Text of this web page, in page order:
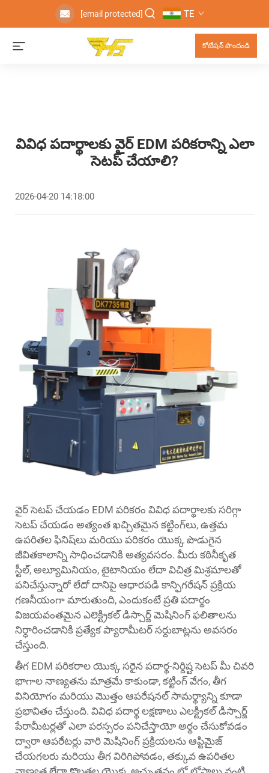
[email protected] TE
కోటేషన్ పొందండి
వివిధ పదార్థాలకు వైర్ EDM పరికరాన్ని ఎలా
సెటప్ చేయాలి?
2026-04-20 14:18:00
వైర్ సెటప్ చేయడం EDM పరికరం వివిధ పదార్థాలకు సరిగ్గా
సెటప్ చేయడం అత్యంత ఖచ్చితమైన కట్టింగ్‌లు, ఉత్తమ
ఉపరితల ఫినిష్‌లు మరియు పరికరం యొక్క పొడుగైన
జీవితకాలాన్ని సాధించడానికి అత్యవసరం. మీరు కఠినీకృత
స్టీల్, అల్యూమినియం, టైటానియం లేదా విచిత్ర మిశ్రమాలతో
పనిచేస్తున్నారో లేదో దానిపై ఆధారపడి కాన్ఫిగరేషన్ ప్రక్రియ
గణనీయంగా మారుతుంది, ఎందుకంటే ప్రతి పదార్థం
విజయవంతమైన ఎలెక్ట్రికల్ డిస్చార్జ్ మెషినింగ్ ఫలితాలను
నిర్ధారించడానికి ప్రత్యేక ప్యారామీటర్ సర్దుబాట్లను అవసరం
చేస్తుంది.
తీగ EDM పరికరాల యొక్క సరైన పదార్థ-నిర్దిష్ట సెటప్ మీ చివరి
భాగాల నాణ్యతను మాత్రమే కాకుండా, కట్టింగ్ వేగం, తీగ
వినియోగం మరియు మొత్తం ఆపరేషనల్ సామర్థ్యాన్ని కూడా
ప్రభావితం చేస్తుంది. వివిధ పదార్థ లక్షణాలు ఎలక్ట్రికల్ డిస్చార్జ్
పేరామీటర్లతో ఎలా పరస్పరం పనిచేస్తాయో అర్థం చేసుకోవడం
ద్వారా ఆపరేటర్లు వారి మెషినింగ్ ప్రక్రియలను ఆప్టిమైజ్
చేయగలరు మరియు తీగ విరిగిపోవడం, తక్కువ ఉపరితల